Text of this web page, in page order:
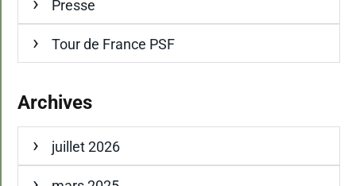
Presse
Tour de France PSF
Archives
juillet 2026